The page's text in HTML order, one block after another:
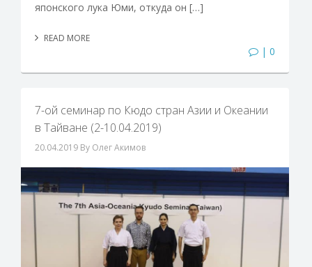
японского лука Юми, откуда он […]
READ MORE
| 0
7-ой семинар по Кюдо стран Азии и Океании
в Тайване (2-10.04.2019)
20.04.2019 By Олег Акимов